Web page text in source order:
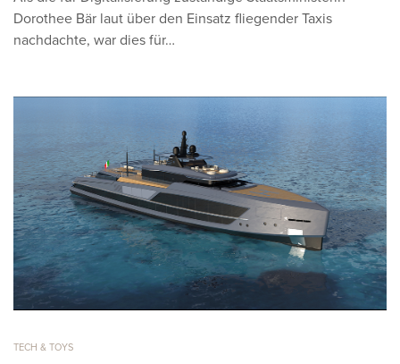
Dorothee Bär laut über den Einsatz fliegender Taxis
nachdachte, war dies für…
TECH & TOYS